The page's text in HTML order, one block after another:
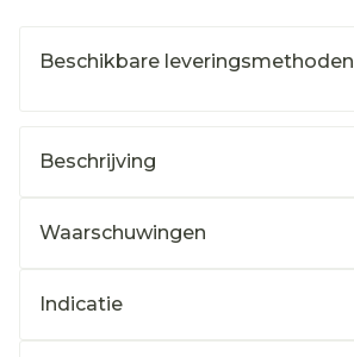
Beschikbare leveringsmethoden
Beschrijving
Waarschuwingen
Indicatie